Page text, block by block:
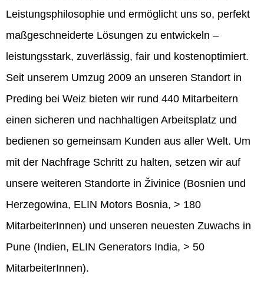
Leistungsphilosophie und ermöglicht uns so, perfekt
maßgeschneiderte Lösungen zu entwickeln –
leistungsstark, zuverlässig, fair und kostenoptimiert.
Seit unserem Umzug 2009 an unseren Standort in
Preding bei Weiz bieten wir rund 440 Mitarbeitern
einen sicheren und nachhaltigen Arbeitsplatz und
bedienen so gemeinsam Kunden aus aller Welt. Um
mit der Nachfrage Schritt zu halten, setzen wir auf
unsere weiteren Standorte in Živinice (Bosnien und
Herzegowina, ELIN Motors Bosnia, > 180
MitarbeiterInnen) und unseren neuesten Zuwachs in
Pune (Indien, ELIN Generators India, > 50
MitarbeiterInnen).